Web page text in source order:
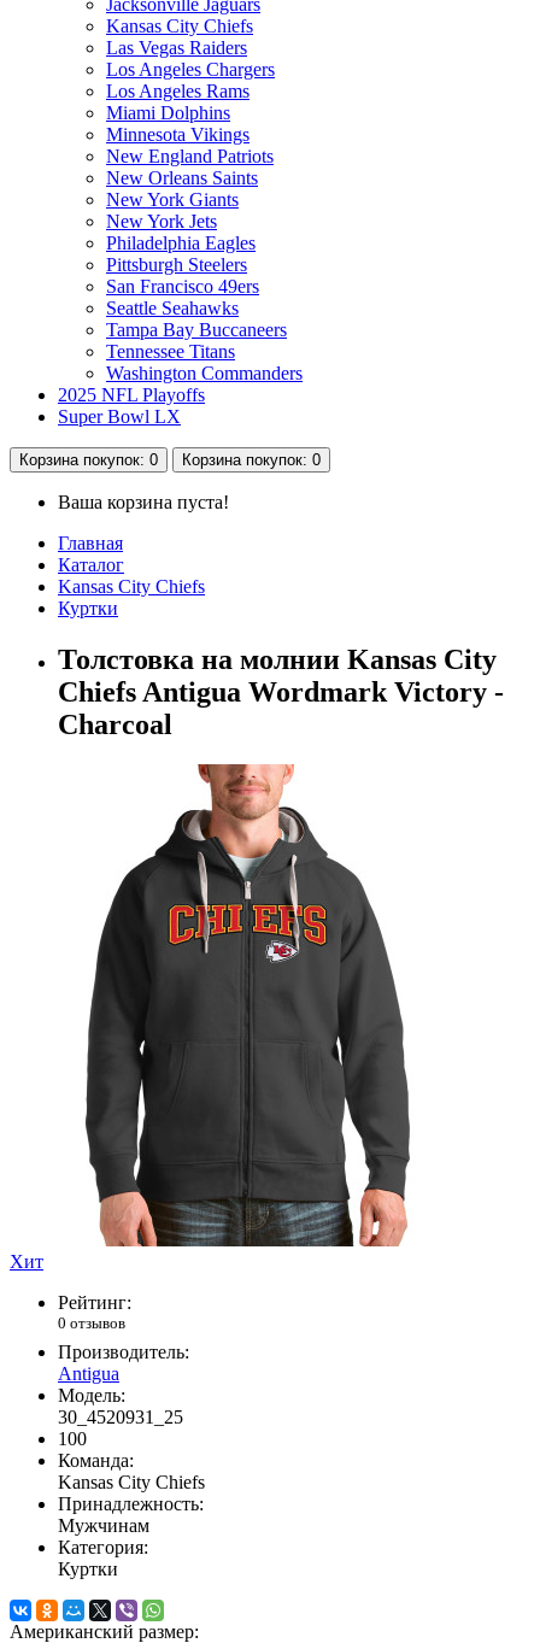
Kansas City Chiefs
Las Vegas Raiders
Los Angeles Chargers
Los Angeles Rams
Miami Dolphins
Minnesota Vikings
New England Patriots
New Orleans Saints
New York Giants
New York Jets
Philadelphia Eagles
Pittsburgh Steelers
San Francisco 49ers
Seattle Seahawks
Tampa Bay Buccaneers
Tennessee Titans
Washington Commanders
2025 NFL Playoffs
Super Bowl LX
Корзина покупок: 0 Корзина покупок: 0
Ваша корзина пуста!
Главная
Каталог
Kansas City Chiefs
Куртки
Толстовка на молнии Kansas City
Chiefs Antigua Wordmark Victory -
Charcoal
Хит
Рейтинг:
0 отзывов
Производитель:
Antigua
Модель:
30_4520931_25
100
Команда:
Kansas City Chiefs
Принадлежность:
Мужчинам
Категория:
Куртки
Американский размер: